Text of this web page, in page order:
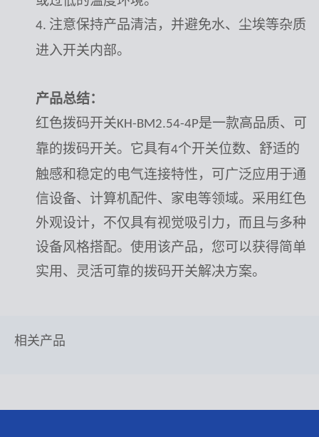
4. 注意保持产品清洁，并避免水、尘埃等杂质
进入开关内部。
产品总结：
红色拨码开关KH-BM2.54-4P是一款高品质、可
靠的拨码开关。它具有4个开关位数、舒适的
触感和稳定的电气连接特性，可广泛应用于通
信设备、计算机配件、家电等领域。采用红色
外观设计，不仅具有视觉吸引力，而且与多种
设备风格搭配。使用该产品，您可以获得简单
实用、灵活可靠的拨码开关解决方案。
相关产品